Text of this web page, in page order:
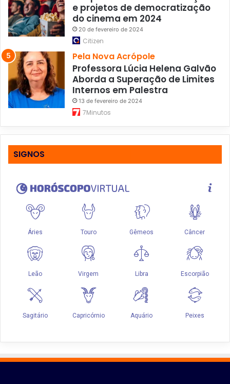
e projetos de democratização
do cinema em 2024
20 de fevereiro de 2024
Citizen
Pela Nova Acrópole
Professora Lúcia Helena Galvão
Aborda a Superação de Limites
Internos em Palestra
13 de fevereiro de 2024
7Minutos
SIGNOS